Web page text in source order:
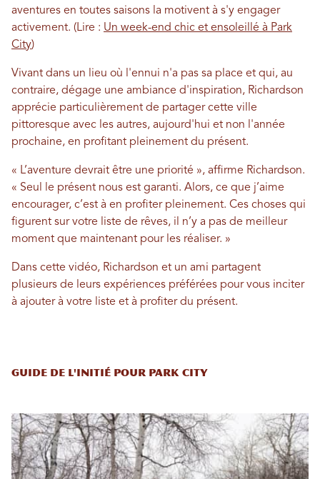
aventures en toutes saisons la motivent à s'y engager
activement. (Lire : Un week-end chic et ensoleillé à Park
City)
Vivant dans un lieu où l'ennui n'a pas sa place et qui, au
contraire, dégage une ambiance d'inspiration, Richardson
apprécie particulièrement de partager cette ville
pittoresque avec les autres, aujourd'hui et non l'année
prochaine, en profitant pleinement du présent.
« L’aventure devrait être une priorité », affirme Richardson.
« Seul le présent nous est garanti. Alors, ce que j’aime
encourager, c’est à en profiter pleinement. Ces choses qui
figurent sur votre liste de rêves, il n’y a pas de meilleur
moment que maintenant pour les réaliser. »
Dans cette vidéo, Richardson et un ami partagent
plusieurs de leurs expériences préférées pour vous inciter
à ajouter à votre liste et à profiter du présent.
Guide de l'initié pour Park City